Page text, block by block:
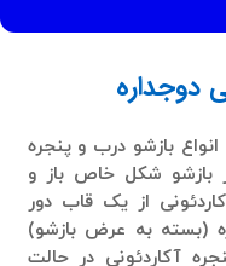
دوجداره
انواع بازشو درب و پنجره
بازشو شکل خاص باز و
از یک قاب دور
(بسته به عرض بازشو)
آکاردئونی در حالت